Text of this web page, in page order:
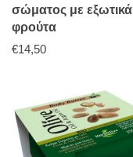
σώματος με εξωτικά
φρούτα
€14,50